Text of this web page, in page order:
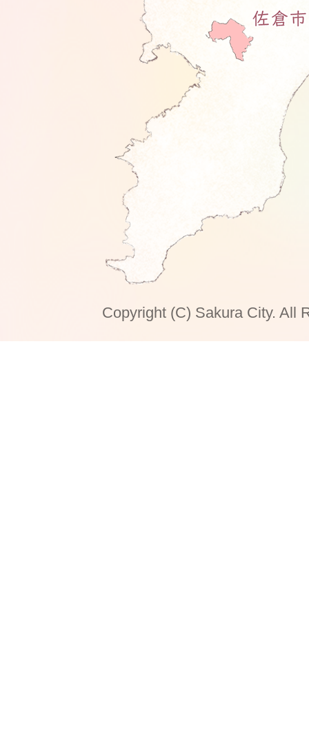
Copyright (C) Sakura City. All